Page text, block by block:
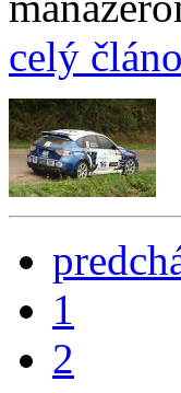
celý
1
2